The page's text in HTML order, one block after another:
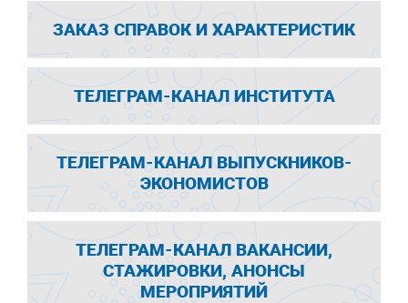
ЗАКАЗ СПРАВОК И ХАРАКТЕРИСТИК
ТЕЛЕГРАМ-КАНАЛ ИНСТИТУТА
ТЕЛЕГРАМ-КАНАЛ ВЫПУСКНИКОВ-
ЭКОНОМИСТОВ
ТЕЛЕГРАМ-КАНАЛ ВАКАНСИИ,
СТАЖИРОВКИ, АНОНСЫ
МЕРОПРИЯТИЙ